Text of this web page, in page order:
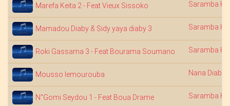
Marefa Keita 2 - Feat Vieux Sissoko Saramba
Mamadou Diaby & Sidy yaya diaby 3 Saramba
Roki Gassama 3 - Feat Bourama Soumano Saramba
Mousso lemourouba Nana
N"Gomi Seydou 1 - Feat Boua Drame Saramba